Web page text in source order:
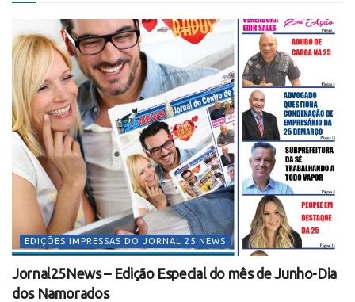
EDIÇÕES IMPRESSAS DO JORNAL 25 NEWS
Jornal25News – Edição Especial do mês de Junho-Dia
dos Namorados